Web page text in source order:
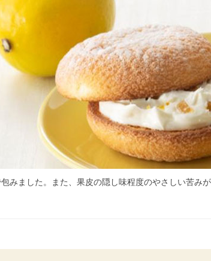
ました。また、果皮の隠し味程度のやさしい苦み